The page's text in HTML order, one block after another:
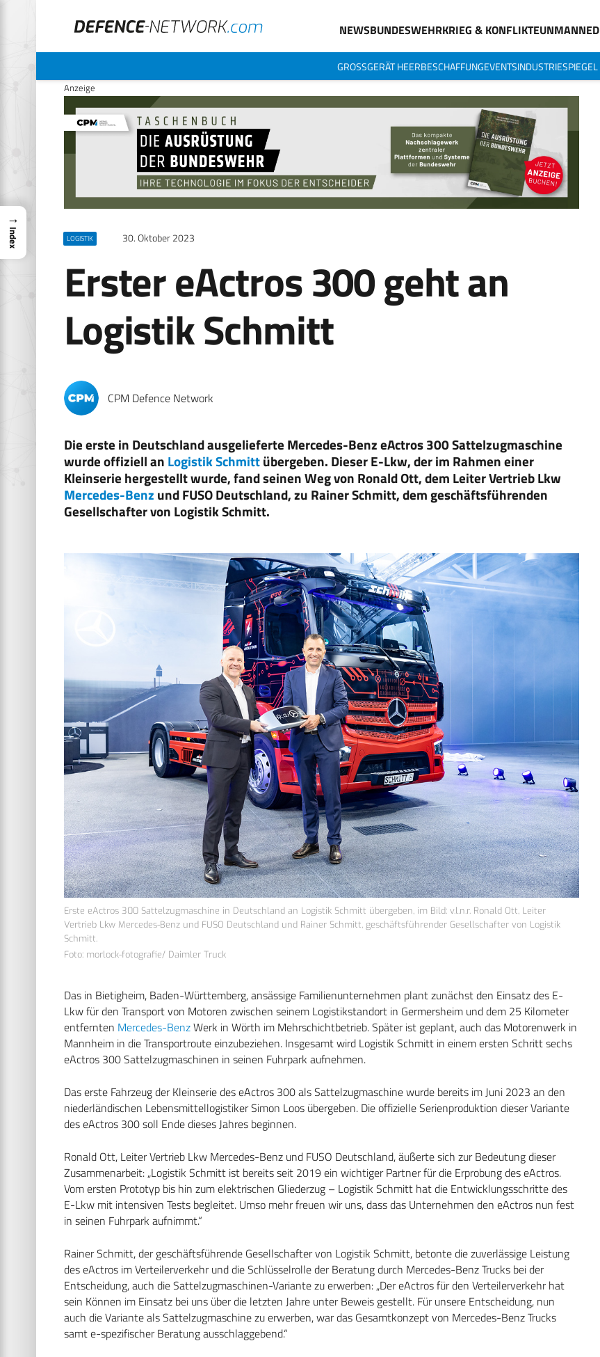
NEWSBUNDESWEHRKRIEG & KONFLIKTEUNMANNED
GROSSGERÄT HEERBESCHAFFUNGEVENTSINDUSTRIESPIEGEL
Anzeige
LOGISTIK 30. Oktober 2023
Erster eActros 300 geht an
Logistik Schmitt
CPM Defence Network
Die erste in Deutschland ausgelieferte Mercedes-Benz eActros 300 Sattelzugmaschine
wurde offiziell an Logistik Schmittübergeben. Dieser E-Lkw, der im Rahmen einer
Kleinserie hergestellt wurde, fand seinen Weg von Ronald Ott, dem Leiter Vertrieb Lkw
Mercedes-Benz und FUSO Deutschland, zu Rainer Schmitt, dem geschäftsführenden
Gesellschafter von Logistik Schmitt.
Erste eActros 300 Sattelzugmaschine in Deutschland an Logistik Schmitt übergeben, im Bild: v.l.n.r. Ronald Ott, Leiter
Vertrieb Lkw Mercedes-Benz und FUSO Deutschland und Rainer Schmitt, geschäftsführender Gesellschafter von Logistik
Schmitt.
Foto: morlock-fotografie/ Daimler Truck
Das in Bietigheim, Baden-Württemberg, ansässige Familienunternehmen plant zunächst den Einsatz des E-
Lkw für den Transport von Motoren zwischen seinem Logistikstandort in Germersheim und dem 25 Kilometer
entfernten Mercedes-BenzWerk in Wörth im Mehrschichtbetrieb. Später ist geplant, auch das Motorenwerk in
Mannheim in die Transportroute einzubeziehen. Insgesamt wird Logistik Schmitt in einem ersten Schritt sechs
eActros 300 Sattelzugmaschinen in seinen Fuhrpark aufnehmen.
Das erste Fahrzeug der Kleinserie des eActros 300 als Sattelzugmaschine wurde bereits im Juni 2023 an den
niederländischen Lebensmittellogistiker Simon Loos übergeben. Die offizielle Serienproduktion dieser Variante
des eActros 300 soll Ende dieses Jahres beginnen.
Ronald Ott, Leiter Vertrieb Lkw Mercedes-Benz und FUSO Deutschland, äußerte sich zur Bedeutung dieser
Zusammenarbeit: „Logistik Schmitt ist bereits seit 2019 ein wichtiger Partner für die Erprobung des eActros.
Vom ersten Prototyp bis hin zum elektrischen Gliederzug – Logistik Schmitt hat die Entwicklungsschritte des
E-Lkw mit intensiven Tests begleitet. Umso mehr freuen wir uns, dass das Unternehmen den eActros nun fest
in seinen Fuhrpark aufnimmt.“
Rainer Schmitt, der geschäftsführende Gesellschafter von Logistik Schmitt, betonte die zuverlässige Leistung
des eActros im Verteilerverkehr und die Schlüsselrolle der Beratung durch Mercedes-Benz Trucks bei der
Entscheidung, auch die Sattelzugmaschinen-Variante zu erwerben: „Der eActros für den Verteilerverkehr hat
sein Können im Einsatz bei uns über die letzten Jahre unter Beweis gestellt. Für unsere Entscheidung, nun
auch die Variante als Sattelzugmaschine zu erwerben, war das Gesamtkonzept von Mercedes-Benz Trucks
samt e-spezifischer Beratung ausschlaggebend.“
→
Index